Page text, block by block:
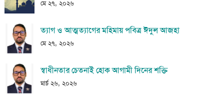
মে ২৭, ২০২৬
ত্যাগ ও আত্মত্যাগের মহিমায় পবিত্র ঈদুল আজহা
মে ২৭, ২০২৬
স্বাধীনতার চেতনাই হোক আগামী দিনের শক্তি
মার্চ ২৬, ২০২৬